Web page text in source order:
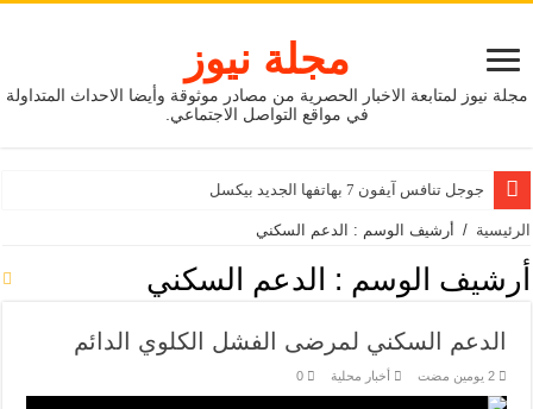
مجلة نيوز
مجلة نيوز لمتابعة الاخبار الحصرية من مصادر موثوقة وأيضا الاحداث المتداولة
في مواقع التواصل الاجتماعي.
جوجل تنافس آيفون 7 بهاتفها الجديد بيكسل
الرئيسية / أرشيف الوسم : الدعم السكني
أرشيف الوسم : الدعم السكني
الدعم السكني لمرضى الفشل الكلوي الدائم
‏2 يومين مضت أخبار محلية 0